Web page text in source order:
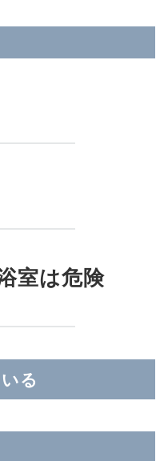
室は危険
る